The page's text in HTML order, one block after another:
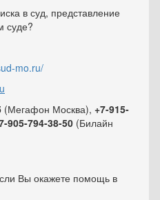
в суд, представление
суде?
mo.ru/
(Мегафон Москва), +7-915-
905-794-38-50 (Билайн
Вы окажете помощь в